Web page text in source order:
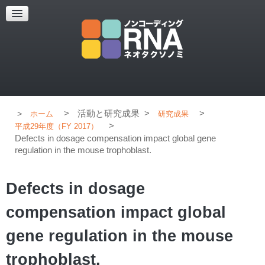
超解像顕微鏡
超解像顕微鏡の紹介
ホーム > 活動と研究成果 > 研究成果 >
平成29年度（FY 2017）
>
Defects in dosage compensation impact global gene
regulation in the mouse trophoblast.
Defects in dosage
compensation impact global
gene regulation in the mouse
trophoblast.